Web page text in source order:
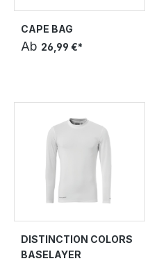
CAPE BAG
Ab 26,99 €*
DISTINCTION COLORS
BASELAYER